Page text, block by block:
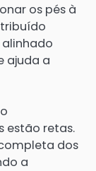
os pés à
ajuda a
estão retas.
dos
a